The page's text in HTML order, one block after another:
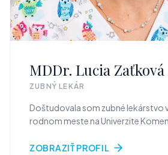
MDDr. Lucia Zaťková
ZUBNÝ LEKÁR
Doštudovala som zubné lekárstvo
rodnom meste na Univerzite
pacientov, ale aj adhezívnej
ZOBRAZIŤ PROFIL